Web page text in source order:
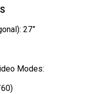
27”
Modes: